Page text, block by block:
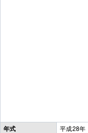
年式 平成28年